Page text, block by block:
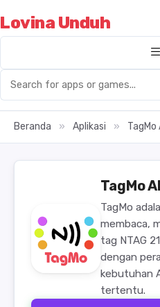
Lovina Unduh
Beranda » Aplikasi » TagMo
TagMo
TagMo
membaca,
tag NTAG
dengan
kebutuhan
tertentu.